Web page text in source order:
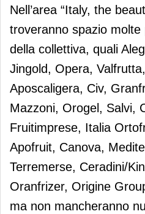
Nell’area “Italy, the
troveranno spazio
della collettiva, quali
Jingold, Opera,
Aposcaligera, Civ,
Mazzoni, Orogel, Salvi,
Fruitimprese, Italia
Apofruit, Canova,
Terremerse, Ceradini/
Oranfrizer, Origine
ma non mancheranno